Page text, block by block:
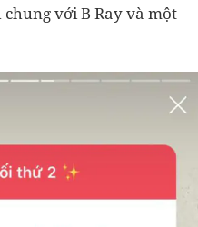
với B Ray và một